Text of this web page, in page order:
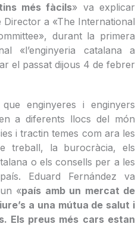
més fàcils» va explicar
Director a «The International
durant la primera
«l’enginyeria catalana a
el passat dijous 4 de febrer
que enginyeres i enginyers
a diferents llocs del món
i tractin temes com ara les
treball, la burocràcia, els
o els consells per a les
Eduard Fernández va
«país amb un mercat de
a una mútua de salut i
Els preus més cars estan